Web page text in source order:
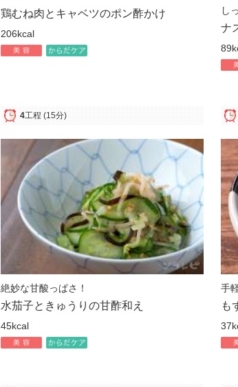
鶏むね肉とキャベツのポン酢かけ
206kcal
4工程 (15分)
し
ナ
絶妙な甘酸っぱさ！
水茄子ときゅうりの甘酢和え
45kcal
手
も